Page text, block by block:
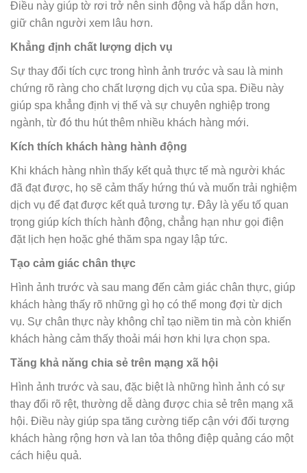
Điều này giúp tờ rơi trở nên sinh động và hấp dẫn hơn,
giữ chân người xem lâu hơn.
Khẳng định chất lượng dịch vụ
Sự thay đổi tích cực trong hình ảnh trước và sau là minh
chứng rõ ràng cho chất lượng dịch vụ của spa. Điều này
giúp spa khẳng định vị thế và sự chuyên nghiệp trong
ngành, từ đó thu hút thêm nhiều khách hàng mới.
Kích thích khách hàng hành động
Khi khách hàng nhìn thấy kết quả thực tế mà người khác
đã đạt được, họ sẽ cảm thấy hứng thú và muốn trải nghiệm
dịch vụ để đạt được kết quả tương tự. Đây là yếu tố quan
trọng giúp kích thích hành động, chẳng hạn như gọi điện
đặt lịch hẹn hoặc ghé thăm spa ngay lập tức.
Tạo cảm giác chân thực
Hình ảnh trước và sau mang đến cảm giác chân thực, giúp
khách hàng thấy rõ những gì họ có thể mong đợi từ dịch
vụ. Sự chân thực này không chỉ tạo niềm tin mà còn khiến
khách hàng cảm thấy thoải mái hơn khi lựa chọn spa.
Tăng khả năng chia sẻ trên mạng xã hội
Hình ảnh trước và sau, đặc biệt là những hình ảnh có sự
thay đổi rõ rệt, thường dễ dàng được chia sẻ trên mạng xã
hội. Điều này giúp spa tăng cường tiếp cận với đối tượng
khách hàng rộng hơn và lan tỏa thông điệp quảng cáo một
cách hiệu quả.